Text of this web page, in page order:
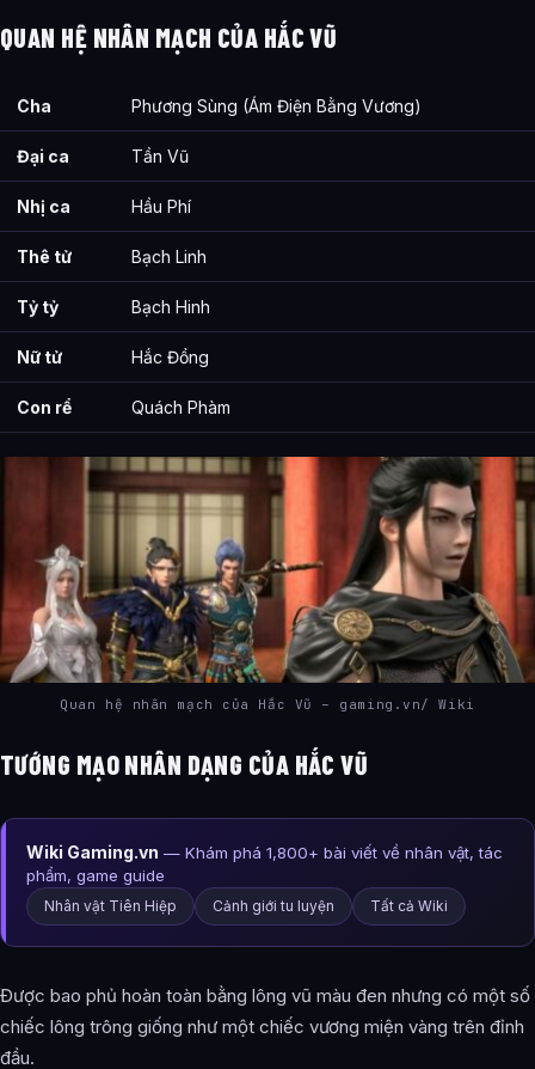
QUAN HỆ NHÂN MẠCH CỦA HẮC VŨ
Cha Phương Sùng (Ám Điện Bằng Vương)
Đại ca Tần Vũ
Nhị ca Hầu Phí
Thê tử Bạch Linh
Tỷ tỷ Bạch Hinh
Nữ tử Hắc Đồng
Con rể Quách Phàm
Quan hệ nhân mạch của Hắc Vũ – gaming.vn/ Wiki
TƯỚNG MẠO NHÂN DẠNG CỦA HẮC VŨ
Wiki Gaming.vn — Khám phá 1,800+ bài viết về nhân vật, tác
phẩm, game guide
Nhân vật Tiên Hiệp Cảnh giới tu luyện Tất cả Wiki
Được bao phủ hoàn toàn bằng lông vũ màu đen nhưng có một số
chiếc lông trông giống như một chiếc vương miện vàng trên đỉnh
đầu.